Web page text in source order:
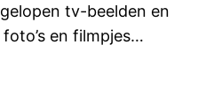
tv-beelden en
en filmpjes…